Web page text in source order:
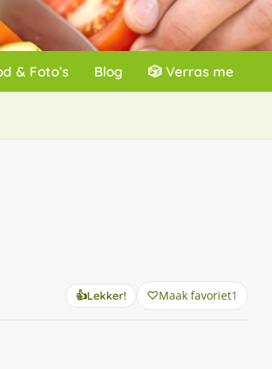
& Foto’s Blog 🎲 Verras me
👍Lekker! Maak favoriet1